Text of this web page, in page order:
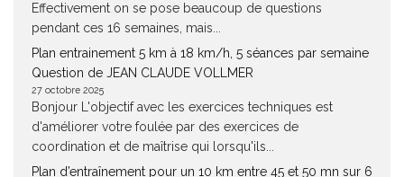
Effectivement on se pose beaucoup de questions
pendant ces 16 semaines, mais...
Plan entrainement 5 km à 18 km/h, 5 séances par semaine
Question de JEAN CLAUDE VOLLMER
27 octobre 2025
Bonjour L'objectif avec les exercices techniques est
d'améliorer votre foulée par des exercices de
coordination et de maîtrise qui lorsqu'ils...
Plan d’entraînement pour un 10 km entre 45 et 50 mn sur 6